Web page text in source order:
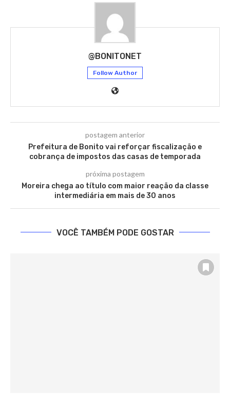
@BONITONET
Follow Author
postagem anterior
Prefeitura de Bonito vai reforçar fiscalização e
cobrança de impostos das casas de temporada
próxima postagem
Moreira chega ao título com maior reação da classe
intermediária em mais de 30 anos
VOCÊ TAMBÉM PODE GOSTAR